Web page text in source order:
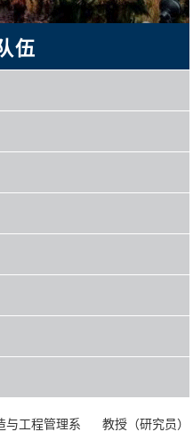
伍
与工程管理系 教授（研究员）